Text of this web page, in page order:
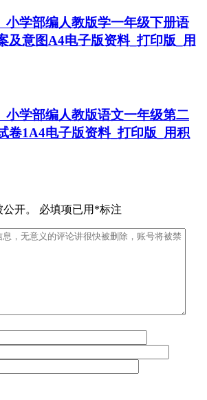
小学部编人教版学一年级下册语
及意图A4电子版资料_打印版_用
小学部编人教版语文一年级第二
卷1A4电子版资料_打印版_用积
开。 必填项已用*标注